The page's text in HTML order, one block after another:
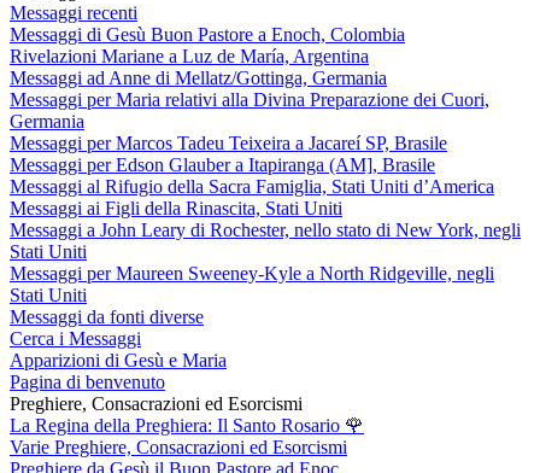
Messaggi recenti
Messaggi di Gesù Buon Pastore a Enoch, Colombia
Rivelazioni Mariane a Luz de María, Argentina
Messaggi ad Anne di Mellatz/Gottinga, Germania
Messaggi per Maria relativi alla Divina Preparazione dei Cuori,
Germania
Messaggi per Marcos Tadeu Teixeira a Jacareí SP, Brasile
Messaggi per Edson Glauber a Itapiranga (AM], Brasile
Messaggi al Rifugio della Sacra Famiglia, Stati Uniti d’America
Messaggi ai Figli della Rinascita, Stati Uniti
Messaggi a John Leary di Rochester, nello stato di New York, negli
Stati Uniti
Messaggi per Maureen Sweeney-Kyle a North Ridgeville, negli
Stati Uniti
Messaggi da fonti diverse
Cerca i Messaggi
Apparizioni di Gesù e Maria
Pagina di benvenuto
Preghiere, Consacrazioni ed Esorcismi
La Regina della Preghiera: Il Santo Rosario 🌹
Varie Preghiere, Consacrazioni ed Esorcismi
Preghiere da Gesù il Buon Pastore ad Enoc